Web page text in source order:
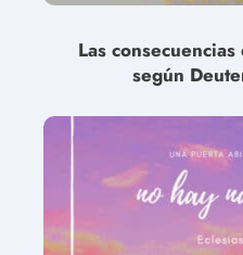
Las
según